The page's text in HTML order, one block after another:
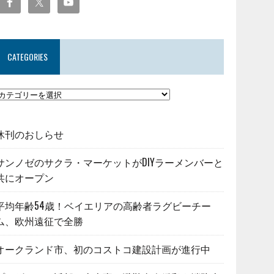
CATEGORIES
刊のおしらせ
ンノゼのサクラ・マーケットがDIYラーメンバーと
にオープン
均年齢54歳！ベイエリアの高齢者ラグビーチー
、欧州遠征で全勝
ークランド市、初のコストコ建設計画が進行中